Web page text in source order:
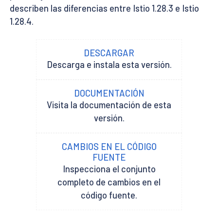
describen las diferencias entre Istio 1.28.3 e Istio
1.28.4.
DESCARGAR
Descarga e instala esta versión.
DOCUMENTACIÓN
Visita la documentación de esta
versión.
CAMBIOS EN EL CÓDIGO
FUENTE
Inspecciona el conjunto
completo de cambios en el
código fuente.